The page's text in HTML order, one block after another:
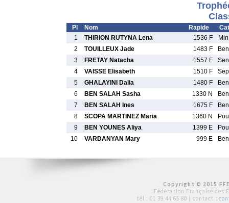
Pl Nom Rapide
1
THIRION RUTYNA Lena 1536 F
2
TOUILLEUX Jade 1483 F
3
FRETAY Natacha 1557 F
4
VAISSE Elisabeth 1510 F
5
GHALAYINI Dalia 1480 F
6
BEN SALAH Sasha 1330 N
7
BEN SALAH Ines 1675 F
8
SCOPA MARTINEZ Maria 1360 N
9
BEN YOUNES Aliya 1399 E
10
VARDANYAN Mary 999 E
Copyright © 2015
Fédération Française des
tél : 01 39 44 65 80 | contact :